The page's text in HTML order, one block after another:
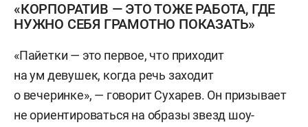
«КОРПОРАТИВ — ЭТО ТОЖЕ РАБОТА, ГДЕ
НУЖНО СЕБЯ ГРАМОТНО ПОКАЗАТЬ»
«Пайетки — это первое, что приходит
на ум девушек, когда речь заходит
о вечеринке», — говорит Сухарев. Он призывает
не ориентироваться на образы звезд шоу-